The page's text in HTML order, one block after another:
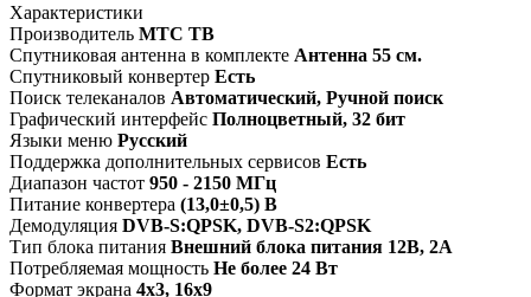
Характеристики
Производитель МТС ТВ
Спутниковая антенна в комплекте Антенна 55 см.
Спутниковый конвертер Есть
Поиск телеканалов Автоматический, Ручной поиск
Графический интерфейс Полноцветный, 32 бит
Языки меню Русский
Поддержка дополнительных сервисов Есть
Диапазон частот 950 - 2150 МГц
Питание конвертера (13,0±0,5) B
Демодуляция DVB-S:QPSK, DVB-S2:QPSK
Тип блока питания Внешний блока питания 12В, 2А
Потребляемая мощность Не более 24 Вт
Формат экрана 4х3, 16х9